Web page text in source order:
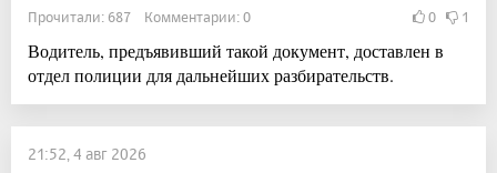
Прочитали: 687 Комментарии: 0 0 1
Водитель, предъявивший такой документ, доставлен в
отдел полиции для дальнейших разбирательств.
21:52, 4 авг 2026